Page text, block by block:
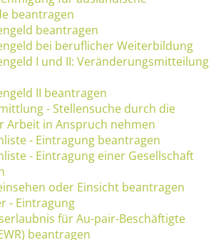
beantragen
beantragen
bei beruflicher Weiterbildung
I und II: Veränderungsmitteilung
II beantragen
- Stellensuche durch die
Arbeit in Anspruch nehmen
- Eintragung beantragen
- Eintragung einer Gesellschaft
oder Einsicht beantragen
- Eintragung
für Au-pair-Beschäftigte
beantragen